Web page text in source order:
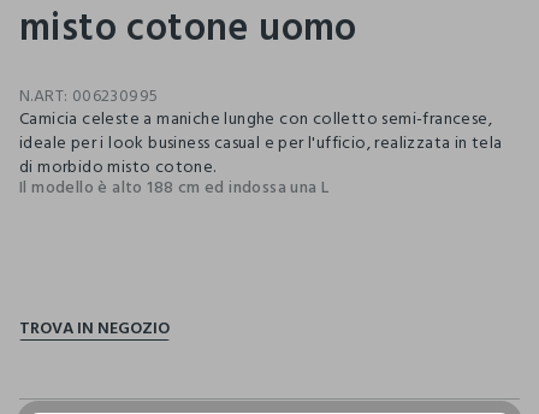
misto cotone uomo
N.ART: 006230995
Camicia celeste a maniche lunghe con colletto semi-francese,
ideale per i look business casual e per l'ufficio, realizzata in tela
di morbido misto cotone.
Il modello è alto 188 cm ed indossa una L